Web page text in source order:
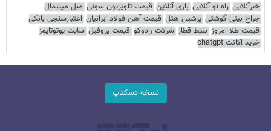
خبرآنلاین راه نو آنلاین بازی آنلاین قیمت تلویزیون سونی مبل مینیمال
جراح بینی گوشتی پرشین هتل قیمت آهن فولاد ایرانیان اعتبارسنجی بانکی
قیمت طلا امروز بلیط قطار شرکت رادوکو قیمت پروفیل سایت یوتوتایمز
خرید اکانت chatgpt
نسخه دسکتاپ